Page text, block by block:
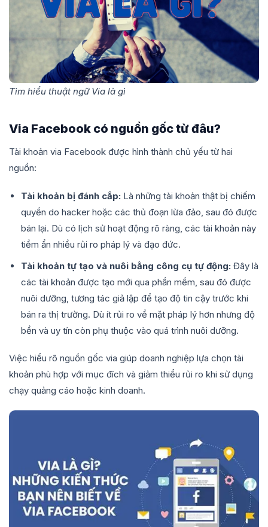
Tìm hiểu thuật ngữ Via là gì
Via Facebook có nguồn gốc từ đâu?
Tài khoản via Facebook được hình thành chủ yếu từ hai
nguồn:
Tài khoản bị đánh cắp: Là những tài khoản thật bị chiếm
quyền do hacker hoặc các thủ đoạn lừa đảo, sau đó được
bán lại. Dù có lịch sử hoạt động rõ ràng, các tài khoản này
tiềm ẩn nhiều rủi ro pháp lý và đạo đức.
Tài khoản tự tạo và nuôi bằng công cụ tự động:Đây là
các tài khoản được tạo mới qua phần mềm, sau đó được
nuôi dưỡng, tương tác giả lập để tạo độ tin cậy trước khi
bán ra thị trường. Dù ít rủi ro về mặt pháp lý hơn nhưng độ
bền và uy tín còn phụ thuộc vào quá trình nuôi dưỡng.
Việc hiểu rõ nguồn gốc via giúp doanh nghiệp lựa chọn tài
khoản phù hợp với mục đích và giảm thiểu rủi ro khi sử dụng
chạy quảng cáo hoặc kinh doanh.